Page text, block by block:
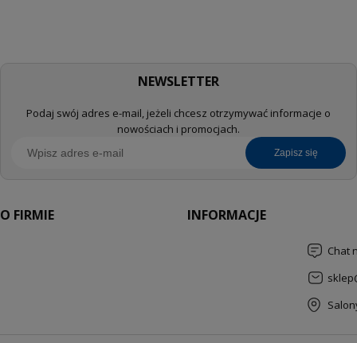
NEWSLETTER
Podaj swój adres e-mail, jeżeli chcesz otrzymywać informacje o
nowościach i promocjach.
zapisz się
O FIRMIE INFORMACJE
Chat